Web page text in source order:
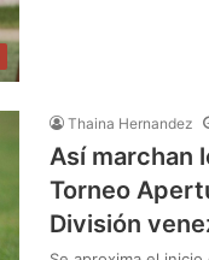
Thaina Hernandez
Así marchan
Torneo
División